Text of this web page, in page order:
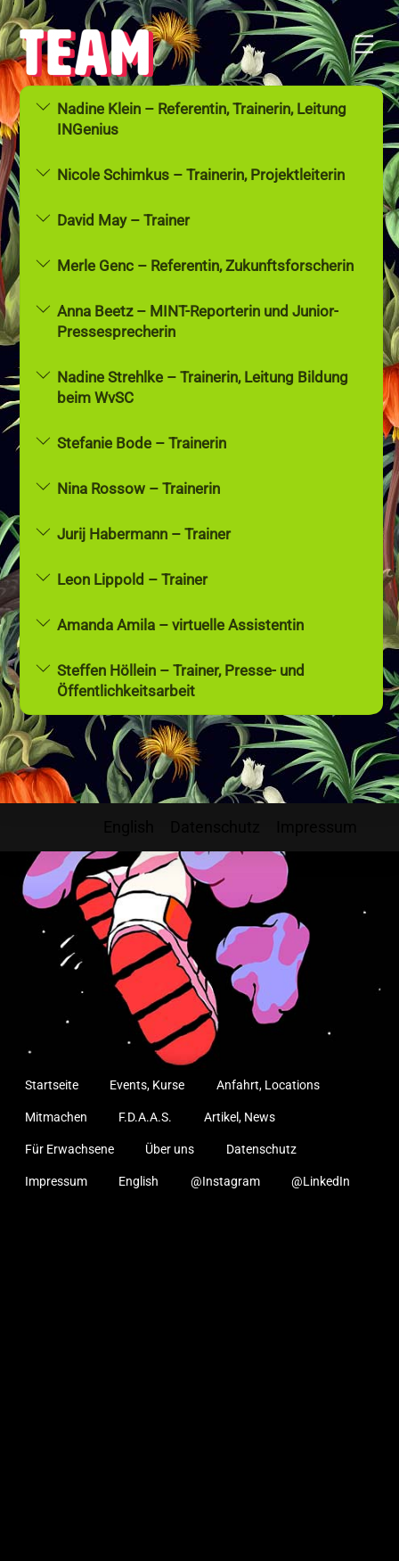
Zum
Inhalt
springen
Nadine Klein – Referentin, Trainerin, Leitung
INGenius
Nicole Schimkus – Trainerin, Projektleiterin
David May – Trainer
Merle Genc – Referentin, Zukunftsforscherin
Anna Beetz – MINT-Reporterin und Junior-
Pressesprecherin
Nadine Strehlke – Trainerin, Leitung Bildung
beim WvSC
Stefanie Bode – Trainerin
Nina Rossow – Trainerin
Jurij Habermann – Trainer
Leon Lippold – Trainer
Amanda Amila – virtuelle Assistentin
Steffen Höllein – Trainer, Presse- und
Öffentlichkeitsarbeit
Zurück
nach
Startseite Events, Kurse Anfahrt, Locations
Mitmachen F.D.A.A.S. Artikel, News
Für Erwachsene Über uns Datenschutz
Impressum English @Instagram @LinkedIn